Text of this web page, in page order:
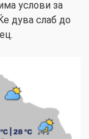
услови за
дува слаб до